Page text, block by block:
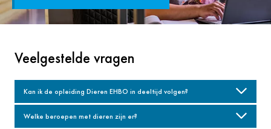
Veelgestelde vragen
Kan ik de opleiding Dieren EHBO in deeltijd volgen?
Welke beroepen met dieren zijn er?